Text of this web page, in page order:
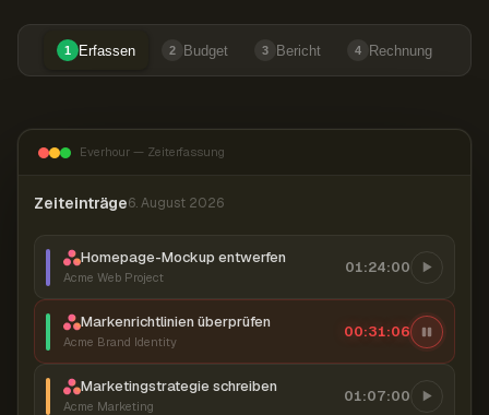
1 Erfassen 2 Budget 3 Bericht 4 Rechnung
Everhour — Zeiterfassung
Zeiteinträge6. August 2026
Homepage-Mockup entwerfen
Acme Web Project
01:24:00
Markenrichtlinien überprüfen
Acme Brand Identity
00:31:07
Marketingstrategie schreiben
Acme Marketing
01:07:00